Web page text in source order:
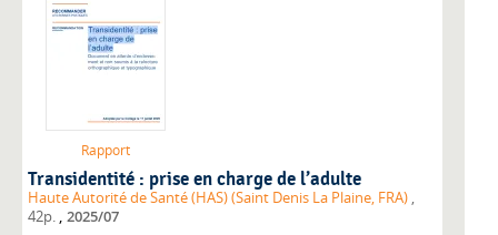
Rapport
Transidentité : prise en charge de l’adulte
Haute Autorité de Santé (HAS) (Saint Denis La Plaine, FRA) ,
42p. 2025/07